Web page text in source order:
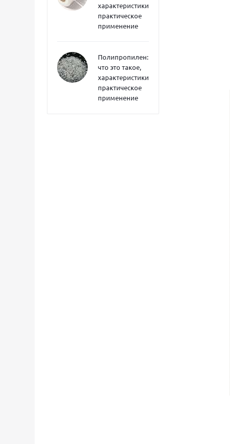
характеристики,
практическое
применение
Полипропилен:
что это такое,
характеристики,
практическое
применение